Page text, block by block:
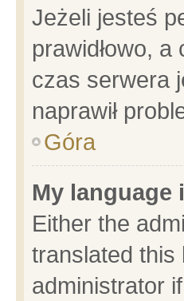
Jeżeli jesteś
prawidłowo,
czas serwera
naprawił
Góra
My language
Either the
translated this
administrator